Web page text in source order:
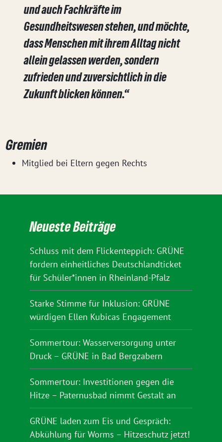
und auch Fachkräfte im
Gesundheitswesen stehen, und möchte,
dass Menschen mit ihrem Alltag nicht
allein gelassen werden, sondern
zufrieden und zuversichtlich in die
Zukunft blicken können.“
Gremien
Mitglied bei Eltern gegen Rechts
Neueste Beiträge
Schluss mit dem Flickenteppich: GRÜNE
fordern einheitliches Deutschlandticket
für Schüler*innen in Rheinland-Pfalz
Starke Stimme für Inklusion: GRÜNE
würdigen Ellen Kubicas Engagement
Sommertour: Wasserversorgung unter
Druck – GRÜNE in Bad Bergzabern
Sommertour: Investitionen gegen die
Hitze – Paternusbad nimmt Gestalt an
GRÜNE laden zum Eis und Gespräch:
Abkühlung für Worms – Hitzeschutz jetzt!